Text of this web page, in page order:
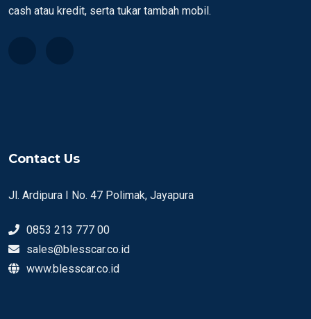
cash atau kredit, serta tukar tambah mobil.
Contact Us
Jl. Ardipura I No. 47 Polimak, Jayapura
0853 213 777 00
sales@blesscar.co.id
www.blesscar.co.id